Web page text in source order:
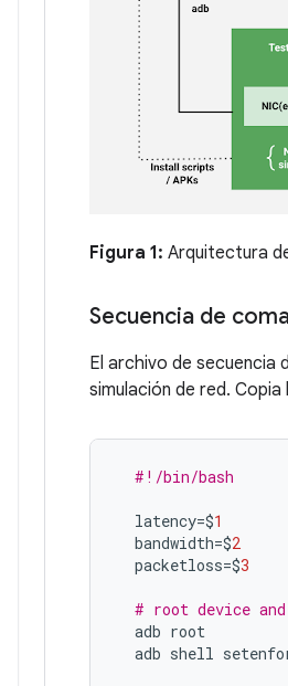
Figura 1: Arquitectura
Secuencia de
El archivo de secuencia
simulación de red.
#!/bin/bash
latency=$1
bandwidth=$2
packetloss=$3
# root device
adb root
adb shell